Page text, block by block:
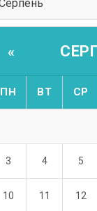
«
ПН ВТ СР
3 4 5
10 11 12